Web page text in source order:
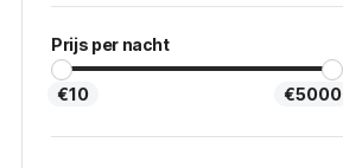
Prijs per nacht
€10 €5000